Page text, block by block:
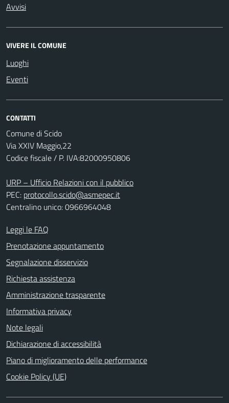
Avvisi
VIVERE IL COMUNE
Luoghi
Eventi
CONTATTI
Comune di Scido
Via XXIV Maggio,22
Codice fiscale / P. IVA:82000950806
URP – Ufficio Relazioni con il pubblico
PEC: protocollo.scido@asmepec.it
Centralino unico: 0966964048
Leggi le FAQ
Prenotazione appuntamento
Segnalazione disservizio
Richiesta assistenza
Amministrazione trasparente
Informativa privacy
Note legali
Dichiarazione di accessibilità
Piano di miglioramento delle performance
Cookie Policy (UE)